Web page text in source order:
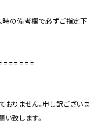
の備考欄で必ずご指定下
りません。申し訳ございま
致します。